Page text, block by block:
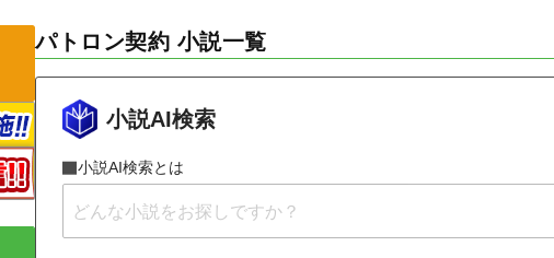
パトロン契約 小説一覧
小説AI検索
小説AI検索とは